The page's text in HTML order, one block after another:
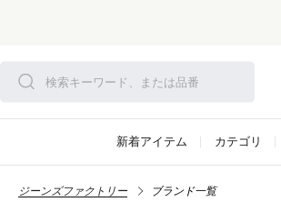
新着アイテム カテゴリ
ジーンズファクトリー ブランド一覧